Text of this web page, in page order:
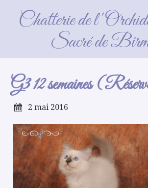
Chatterie de
Sacré de
G3 12 semaines
G3 12 semaines
2 mai 2016